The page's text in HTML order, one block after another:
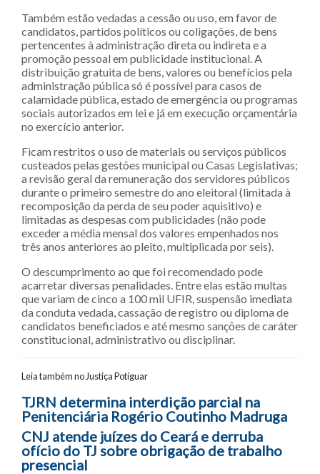
Também estão vedadas a cessão ou uso, em favor de
candidatos, partidos políticos ou coligações, de bens
pertencentes à administração direta ou indireta e a
promoção pessoal em publicidade institucional. A
distribuição gratuita de bens, valores ou benefícios pela
administração pública só é possível para casos de
calamidade pública, estado de emergência ou programas
sociais autorizados em lei e já em execução orçamentária
no exercício anterior.
Ficam restritos o uso de materiais ou serviços públicos
custeados pelas gestões municipal ou Casas Legislativas;
a revisão geral da remuneração dos servidores públicos
durante o primeiro semestre do ano eleitoral (limitada à
recomposição da perda de seu poder aquisitivo) e
limitadas as despesas com publicidades (não pode
exceder a média mensal dos valores empenhados nos
três anos anteriores ao pleito, multiplicada por seis).
O descumprimento ao que foi recomendado pode
acarretar diversas penalidades. Entre elas estão multas
que variam de cinco a 100 mil UFIR, suspensão imediata
da conduta vedada, cassação de registro ou diploma de
candidatos beneficiados e até mesmo sanções de caráter
constitucional, administrativo ou disciplinar.
Leia também no Justiça Potiguar
Navegação entre posts
TJRN determina interdição parcial na
Penitenciária Rogério Coutinho Madruga
CNJ atende juízes do Ceará e derruba
ofício do TJ sobre obrigação de trabalho
presencial